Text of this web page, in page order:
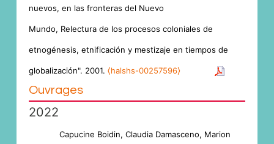
nuevos, en las fronteras del Nuevo
Mundo, Relectura de los procesos coloniales de
etnogénesis, etnificación y mestizaje en tiempos de
globalización". 2001. ⟨halshs-00257596⟩
Ouvrages
2022
Capucine Boidin, Claudia Damasceno, Marion